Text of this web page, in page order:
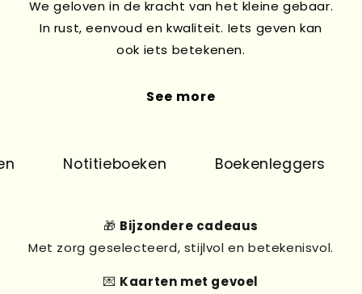
We geloven in de kracht van het kleine gebaar.
In rust, eenvoud en kwaliteit. Iets geven kan
ook iets betekenen.
See more
Notitieboeken Boekenleggers
🎁 Bijzondere cadeaus
Met zorg geselecteerd, stijlvol en betekenisvol.
💌 Kaarten met gevoel